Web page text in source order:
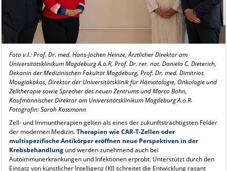
Foto v.l.: Prof. Dr. med. Hans-Jochen Heinze, Ärztlicher Direktor am
Universitätsklinikum Magdeburg A.ö.R, Prof. Dr. rer. nat. Daniela C. Dieterich,
Dekanin der Medizinischen Fakultät Magdeburg, Prof. Dr. med. Dimitrios
Mougiakakos, Direktor der Universitätsklinik für Hämatologie, Onkologie und
Zelltherapie sowie Sprecher des neuen Zentrums und Marco Bohn,
Kaufmännischer Direktor am Universitätsklinikum Magdeburg A.ö.R.
Fotografin: Sarah Kossmann
Zell- und Immuntherapien gelten als eines der zukunftsträchtigsten Felder
der modernen Medizin.Therapien wie CAR-T-Zellen oder
multispezifische Antikörper eröffnen neue Perspektiven in der
Krebsbehandlungund werden zunehmend auch bei
Autoimmunerkrankungen und Infektionen erprobt. Unterstützt durch den
Einsatz von künstlicher Intelligenz (KI) schreitet die Entwicklung rasant